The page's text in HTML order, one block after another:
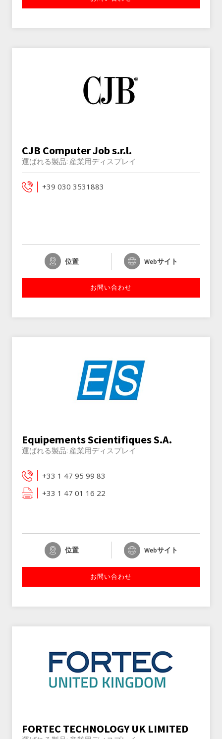
CJB Computer Job s.r.l.
運ばれる製品: 産業用ディスプレイ
+39 030 3531883
位置 Webサイト
お問い合わせ
Equipements Scientifiques S.A.
運ばれる製品: 産業用ディスプレイ
+33 1 47 95 99 83
+33 1 47 01 16 22
位置 Webサイト
お問い合わせ
FORTEC TECHNOLOGY UK LIMITED